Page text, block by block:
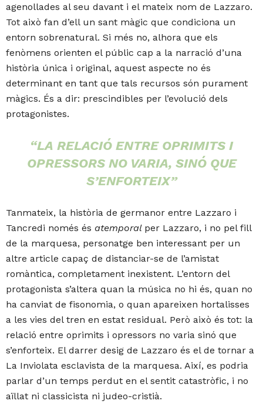
agenollades al seu davant i el mateix nom de Lazzaro.
Tot això fan d’ell un sant màgic que condiciona un
entorn sobrenatural. Si més no, alhora que els
fenòmens orienten el públic cap a la narració d’una
història única i original, aquest aspecte no és
determinant en tant que tals recursos són purament
màgics. És a dir: prescindibles per l’evolució dels
protagonistes.
“LA RELACIÓ ENTRE OPRIMITS I
OPRESSORS NO VARIA, SINÓ QUE
S’ENFORTEIX”
Tanmateix, la història de germanor entre Lazzaro i
Tancredi només és atemporal per Lazzaro, i no pel fill
de la marquesa, personatge ben interessant per un
altre article capaç de distanciar-se de l’amistat
romàntica, completament inexistent. L’entorn del
protagonista s’altera quan la música no hi és, quan no
ha canviat de fisonomia, o quan apareixen hortalisses
a les vies del tren en estat residual. Però això és tot: la
relació entre oprimits i opressors no varia sinó que
s’enforteix. El darrer desig de Lazzaro és el de tornar a
La Inviolata esclavista de la marquesa. Així, es podria
parlar d’un temps perdut en el sentit catastròfic, i no
aïllat ni classicista ni judeo-cristià.